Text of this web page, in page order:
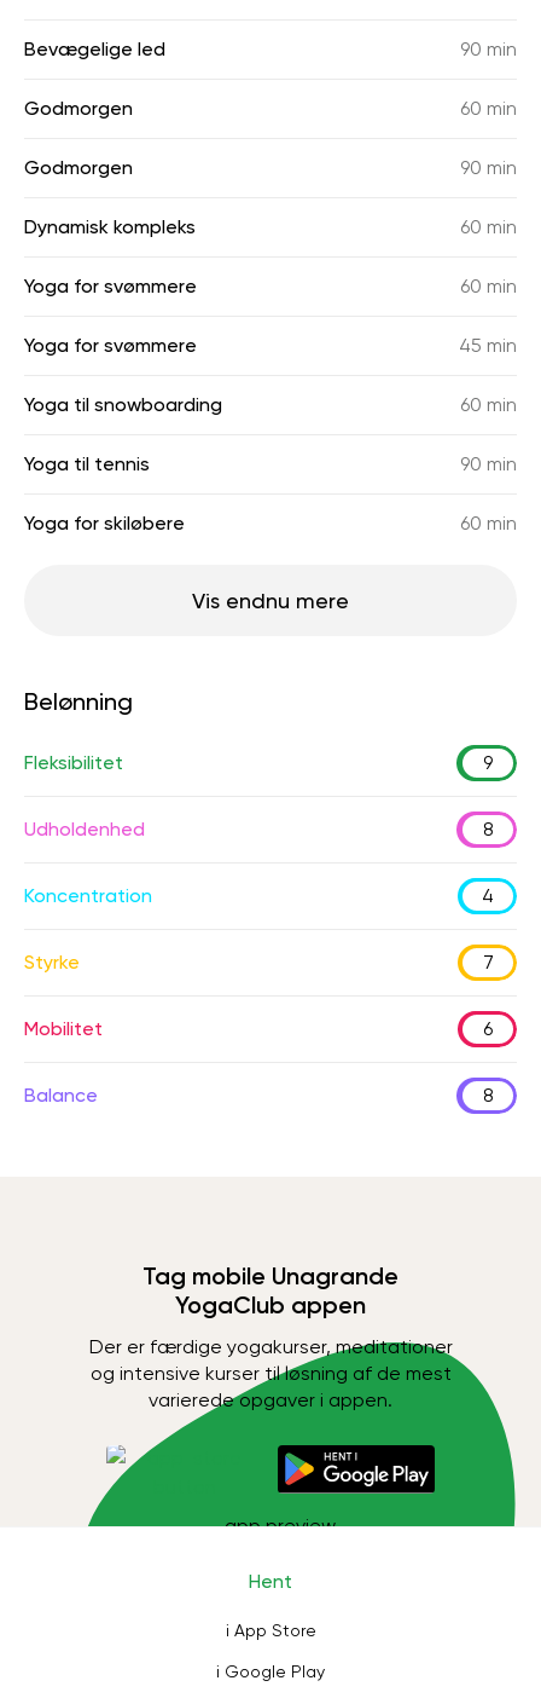
Bevægelige led 90 min
Godmorgen 60 min
Godmorgen 90 min
Dynamisk kompleks 60 min
Yoga for svømmere 60 min
Yoga for svømmere 45 min
Yoga til snowboarding 60 min
Yoga til tennis 90 min
Yoga for skiløbere 60 min
Vis endnu mere
Belønning
Fleksibilitet 9
Udholdenhed 8
Koncentration 4
Styrke 7
Mobilitet 6
Balance 8
Tag mobile Unagrande
YogaClub appen
Der er færdige yogakurser, meditationer
og intensive kurser til løsning af de mest
varierede opgaver i appen.
Hent
i App Store
i Google Play